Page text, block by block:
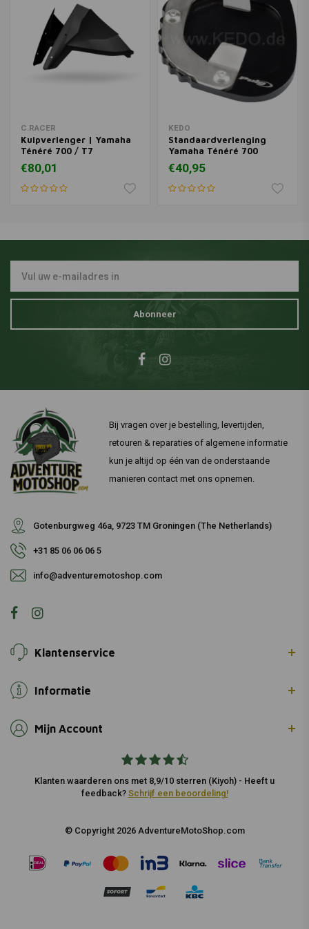
C.RACER
Kuipverlenger | Yamaha
Ténéré 700 / T7
€80,01
KEDO
Standaardverlenging
Yamaha Ténéré 700
€40,95
Abonneer
Bij vragen over je bestelling, levertijden,
retouren & reparaties of algemene informatie
kun je altijd op één van de onderstaande
manieren contact met ons opnemen.
Gotenburgweg 46a, 9723 TM Groningen (The Netherlands)
+31 85 06 06 06 5
info@adventuremotoshop.com
Klantenservice
Informatie
Mijn Account
Klanten waarderen ons met 8,9/10 sterren (Kiyoh) - Heeft u
feedback? Schrijf een beoordeling!
© Copyright 2026 AdventureMotoShop.com